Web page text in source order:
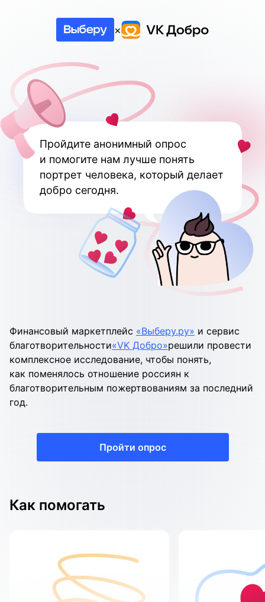
×
Пройдите анонимный опрос
и помогите нам лучше понять
портрет человека, который делает
добро сегодня.
Финансовый маркетплейс «Выберу.ру» и сервис
благотворительности«VK Добро»решили провести
комплексное исследование, чтобы понять,
как поменялось отношение россиян к
благотворительным пожертвованиям за последний
год.
Пройти опрос
Как помогать